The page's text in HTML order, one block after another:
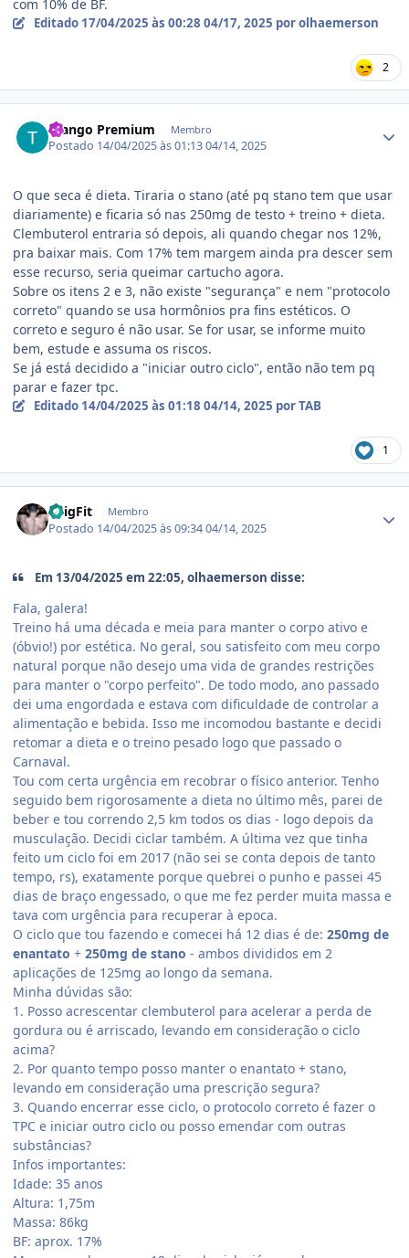
com 10% de BF.
Editado 17/04/2025 às 00:28 04/17, 2025 por olhaemerson
2
Frango Premium Membro
Postado 14/04/2025 às 01:1304/14, 2025
O que seca é dieta. Tiraria o stano (até pq stano tem que usar
diariamente) e ficaria só nas 250mg de testo + treino + dieta.
Clembuterol entraria só depois, ali quando chegar nos 12%,
pra baixar mais. Com 17% tem margem ainda pra descer sem
esse recurso, seria queimar cartucho agora.
Sobre os itens 2 e 3, não existe "segurança" e nem "protocolo
correto" quando se usa hormônios pra fins estéticos. O
correto e seguro é não usar. Se for usar, se informe muito
bem, estude e assuma os riscos.
Se já está decidido a "iniciar outro ciclo", então não tem pq
parar e fazer tpc.
Editado 14/04/2025 às 01:18 04/14, 2025 por TAB
1
xBigFit Membro
Postado 14/04/2025 às 09:3404/14, 2025
Em 13/04/2025 em 22:05, olhaemerson disse:
Fala, galera!
Treino há uma década e meia para manter o corpo ativo e
(óbvio!) por estética. No geral, sou satisfeito com meu corpo
natural porque não desejo uma vida de grandes restrições
para manter o "corpo perfeito". De todo modo, ano passado
dei uma engordada e estava com dificuldade de controlar a
alimentação e bebida. Isso me incomodou bastante e decidi
retomar a dieta e o treino pesado logo que passado o
Carnaval.
Tou com certa urgência em recobrar o físico anterior. Tenho
seguido bem rigorosamente a dieta no último mês, parei de
beber e tou correndo 2,5 km todos os dias - logo depois da
musculação. Decidi ciclar também. A última vez que tinha
feito um ciclo foi em 2017 (não sei se conta depois de tanto
tempo, rs), exatamente porque quebrei o punho e passei 45
dias de braço engessado, o que me fez perder muita massa e
tava com urgência para recuperar à epoca.
O ciclo que tou fazendo e comecei há 12 dias é de: 250mg de
enantato + 250mg de stano - ambos divididos em 2
aplicações de 125mg ao longo da semana.
Minha dúvidas são:
1. Posso acrescentar clembuterol para acelerar a perda de
gordura ou é arriscado, levando em consideração o ciclo
acima?
2. Por quanto tempo posso manter o enantato + stano,
levando em consideração uma prescrição segura?
3. Quando encerrar esse ciclo, o protocolo correto é fazer o
TPC e iniciar outro ciclo ou posso emendar com outras
substâncias?
Infos importantes:
Idade: 35 anos
Altura: 1,75m
Massa: 86kg
BF: aprox. 17%